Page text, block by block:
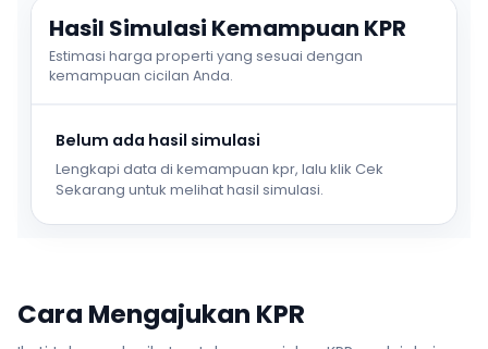
Hasil Simulasi Kemampuan KPR
Estimasi harga properti yang sesuai dengan
kemampuan cicilan Anda.
Belum ada hasil simulasi
Lengkapi data di kemampuan kpr, lalu klik Cek
Sekarang untuk melihat hasil simulasi.
Cara Mengajukan KPR